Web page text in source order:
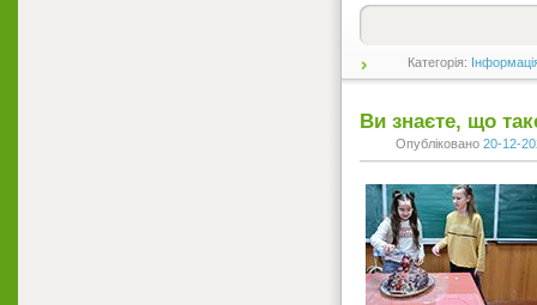
Категорія:
Ви знаєте, що
Опубліковано 20-12-